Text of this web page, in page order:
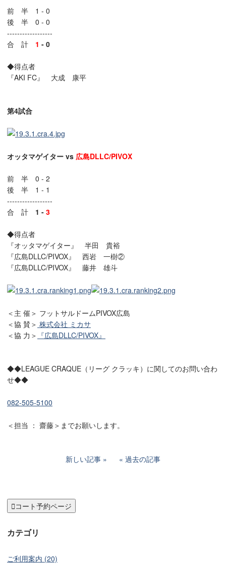
前 半 1 - 0
後 半 0 - 0
------------------
合 計 1 - 0
◆得点者
『AKI FC』 大成 康平
第4試合
オッタマゲイター vs 広島DLLC/PIVOX
前 半 0 - 2
後 半 1 - 1
------------------
合 計 1 - 3
◆得点者
『オッタマゲイター』 半田 貴裕
『広島DLLC/PIVOX』 西岩 一樹②
『広島DLLC/PIVOX』 藤井 雄斗
＜主 催＞ フットサルドームPIVOX広島
＜協 賛＞ 株式会社 ミカサ
＜協 力＞ 『広島DLLC/PIVOX』
◆◆LEAGUE CRAQUE（リーグ クラッキ）に関してのお問い合わ
せ◆◆
082-505-5100
＜担当 ： 齋藤＞までお願いします。
新しい記事 過去の記事
コート予約ページ
カテゴリ
ご利用案内 (20)